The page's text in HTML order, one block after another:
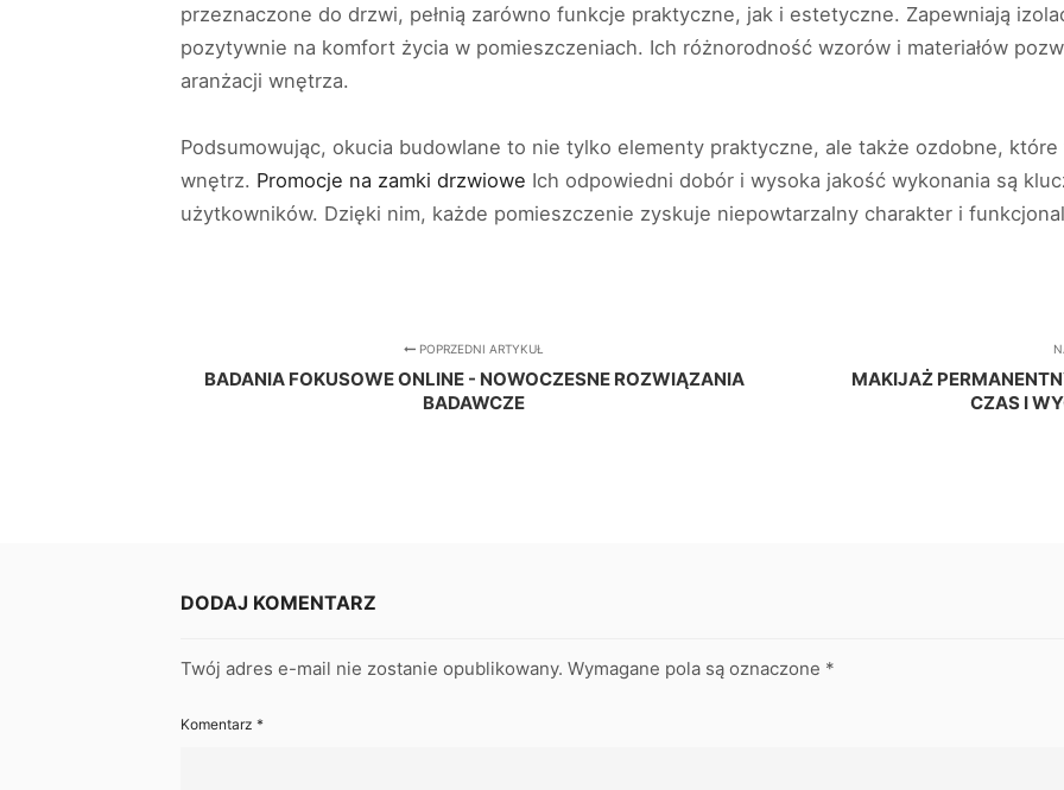
przeznaczone do drzwi, pełnią zarówno funkcje praktyczne, jak i estetyczne. Zapewniają
pozytywnie na komfort życia w pomieszczeniach. Ich różnorodność wzorów i materiałów
aranżacji wnętrza.
Podsumowując, okucia budowlane to nie tylko elementy praktyczne, ale także ozdobne, które
wnętrz. Promocje na zamki drzwiowe Ich odpowiedni dobór i wysoka jakość wykonania są
użytkowników. Dzięki nim, każde pomieszczenie zyskuje niepowtarzalny charakter i
POPRZEDNI ARTYKUŁ
BADANIA FOKUSOWE ONLINE - NOWOCZESNE ROZWIĄZANIA
BADAWCZE
MAKIJAŻ
CZAS I
DODAJ KOMENTARZ
Twój adres e-mail nie zostanie opublikowany. Wymagane pola są oznaczone *
Komentarz *